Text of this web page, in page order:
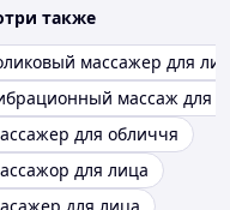
также
массажер для
массаж для
для обличчя
для лица